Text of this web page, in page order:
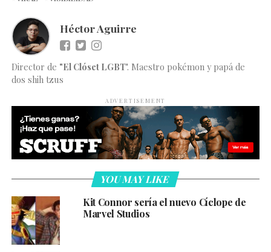
Héctor Aguirre
Director de "El Clóset LGBT". Maestro pokémon y papá de
dos shih tzus
ADVERTISEMENT
YOU MAY LIKE
Kit Connor sería el nuevo Cíclope de
Marvel Studios